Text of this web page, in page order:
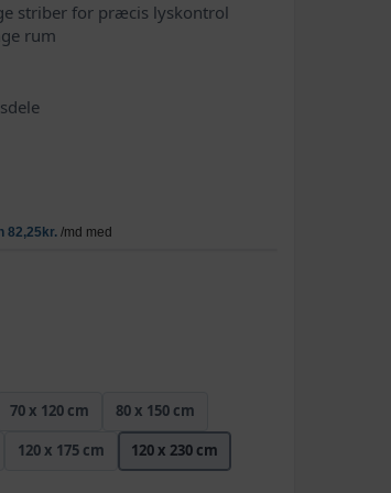
striber for præcis lyskontrol
rum
70 x 120 cm
80 x 150 cm
120 x 175 cm
120 x 230 cm